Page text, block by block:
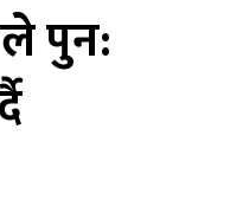
पुन: